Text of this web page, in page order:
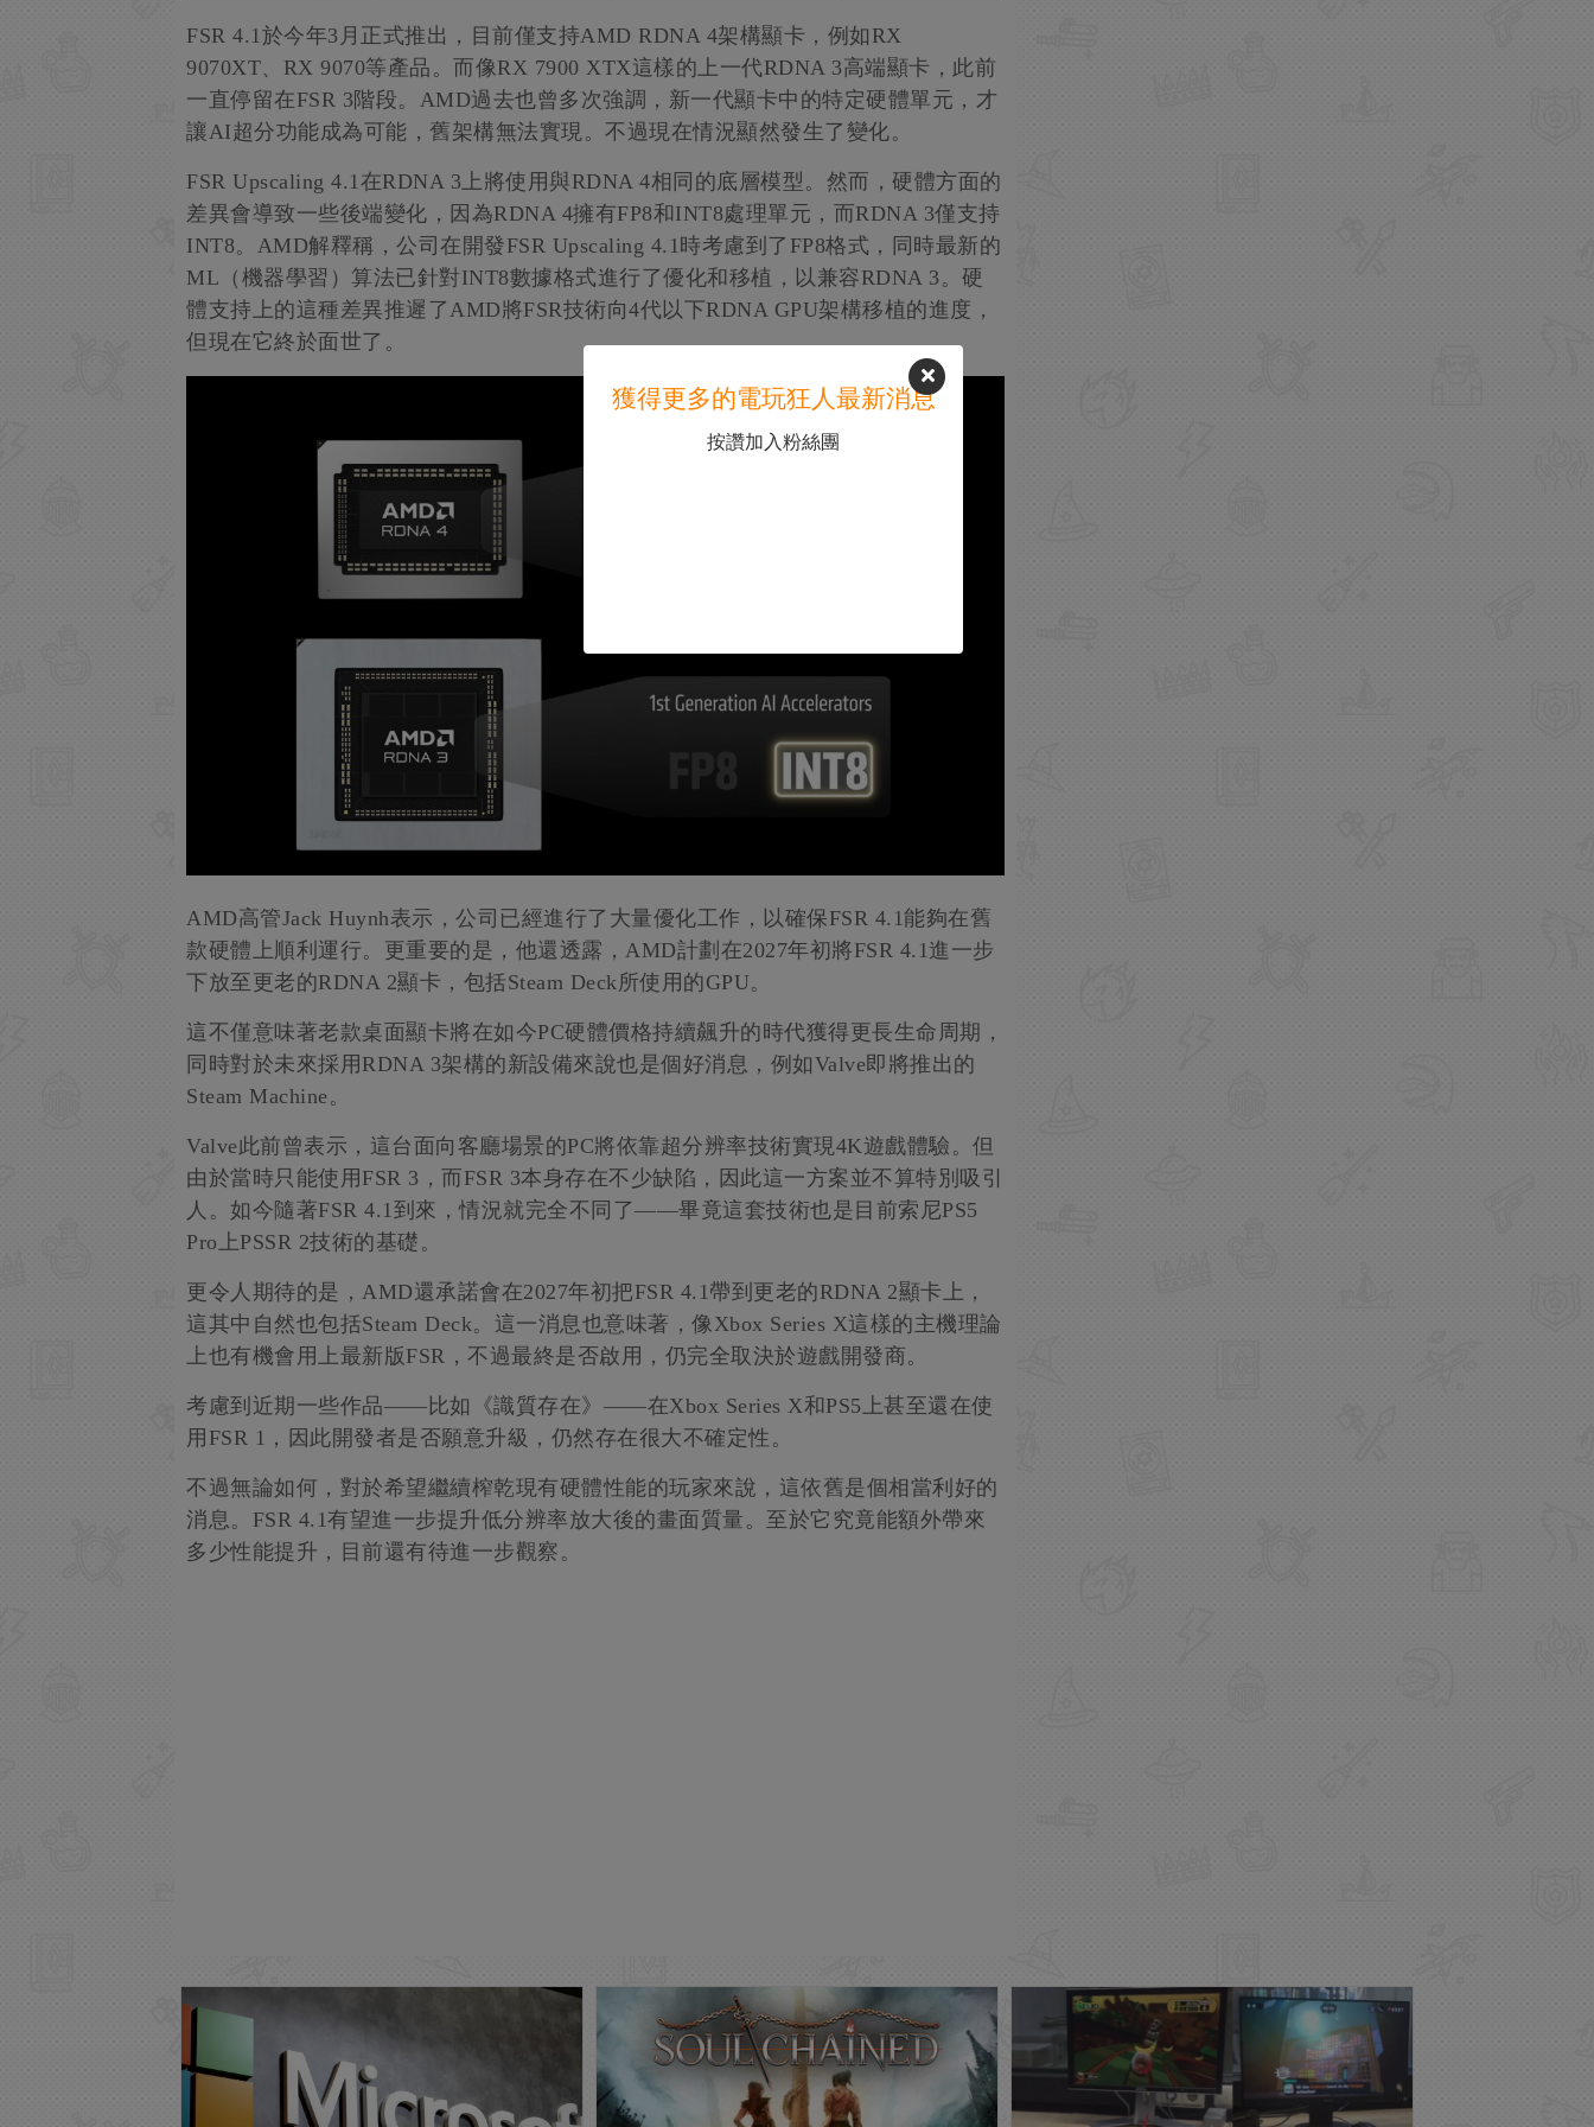
FSR 4.1於今年3月正式推出，目前僅支持AMD RDNA 4架構顯卡，例如RX
9070XT、RX 9070等產品。而像RX 7900 XTX這樣的上一代RDNA 3高端顯卡，此前
一直停留在FSR 3階段。AMD過去也曾多次強調，新一代顯卡中的特定硬體單元，才
讓AI超分功能成為可能，舊架構無法實現。不過現在情況顯然發生了變化。
FSR Upscaling 4.1在RDNA 3上將使用與RDNA 4相同的底層模型。然而，硬體方面的
差異會導致一些後端變化，因為RDNA 4擁有FP8和INT8處理單元，而RDNA 3僅支持
INT8。AMD解釋稱，公司在開發FSR Upscaling 4.1時考慮到了FP8格式，同時最新的
ML（機器學習）算法已針對INT8數據格式進行了優化和移植，以兼容RDNA 3。硬
體支持上的這種差異推遲了AMD將FSR技術向4代以下RDNA GPU架構移植的進度，
但現在它終於面世了。
AMD高管Jack Huynh表示，公司已經進行了大量優化工作，以確保FSR 4.1能夠在舊
款硬體上順利運行。更重要的是，他還透露，AMD計劃在2027年初將FSR 4.1進一步
下放至更老的RDNA 2顯卡，包括Steam Deck所使用的GPU。
這不僅意味著老款桌面顯卡將在如今PC硬體價格持續飆升的時代獲得更長生命周期，
同時對於未來採用RDNA 3架構的新設備來說也是個好消息，例如Valve即將推出的
Steam Machine。
Valve此前曾表示，這台面向客廳場景的PC將依靠超分辨率技術實現4K遊戲體驗。但
由於當時只能使用FSR 3，而FSR 3本身存在不少缺陷，因此這一方案並不算特別吸引
人。如今隨著FSR 4.1到來，情況就完全不同了——畢竟這套技術也是目前索尼PS5
Pro上PSSR 2技術的基礎。
更令人期待的是，AMD還承諾會在2027年初把FSR 4.1帶到更老的RDNA 2顯卡上，
這其中自然也包括Steam Deck。這一消息也意味著，像Xbox Series X這樣的主機理論
上也有機會用上最新版FSR，不過最終是否啟用，仍完全取決於遊戲開發商。
考慮到近期一些作品——比如《識質存在》——在Xbox Series X和PS5上甚至還在使
用FSR 1，因此開發者是否願意升級，仍然存在很大不確定性。
不過無論如何，對於希望繼續榨乾現有硬體性能的玩家來說，這依舊是個相當利好的
消息。FSR 4.1有望進一步提升低分辨率放大後的畫面質量。至於它究竟能額外帶來
多少性能提升，目前還有待進一步觀察。
獲得更多的電玩狂人最新消息
按讚加入粉絲團